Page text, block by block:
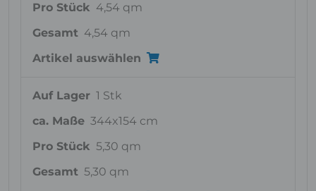
Pro Stück 4,54 qm
Gesamt 4,54 qm
Artikel auswählen
Auf Lager 1 Stk
ca. Maße 344x154 cm
Pro Stück 5,30 qm
Gesamt 5,30 qm